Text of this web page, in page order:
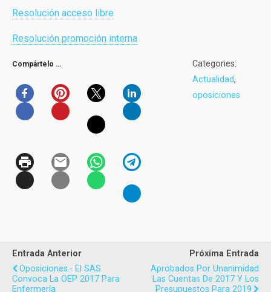
Resolución acceso libre
Resolución promoción interna
Compártelo …
Categories:
Actualidad,
oposiciones
Entrada Anterior
Oposiciones.- El SAS
Convoca La OEP 2017 Para
Enfermería
Próxima Entrada
Aprobados Por Unanimidad
Las Cuentas De 2017 Y Los
Presupuestos Para 2019